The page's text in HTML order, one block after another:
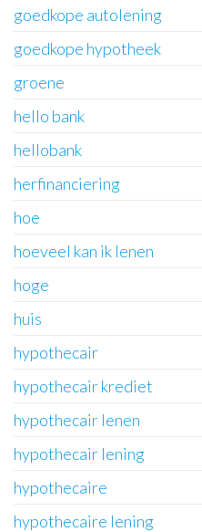
goedkope autolening
goedkope hypotheek
groene
hello bank
hellobank
herfinanciering
hoe
hoeveel kan ik lenen
hoge
huis
hypothecair
hypothecair krediet
hypothecair lenen
hypothecair lening
hypothecaire
hypothecaire lening